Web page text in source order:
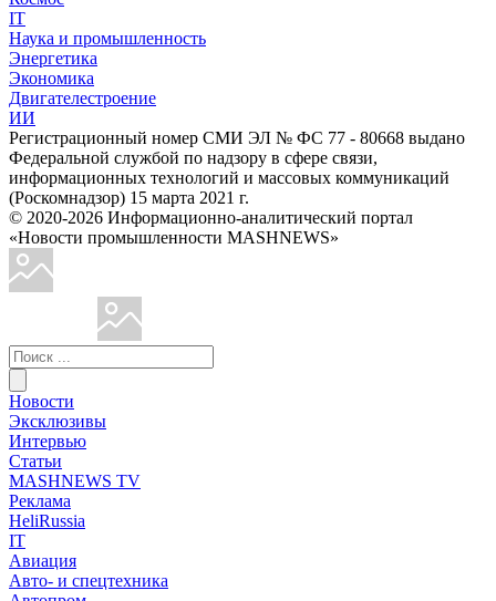
IT
Наука и промышленность
Энергетика
Экономика
Двигателестроение
ИИ
Регистрационный номер СМИ ЭЛ № ФС 77 - 80668 выдано
Федеральной службой по надзору в сфере связи,
информационных технологий и массовых коммуникаций
(Роскомнадзор) 15 марта 2021 г.
© 2020-2026 Информационно-аналитический портал
«Новости промышленности MASHNEWS»
Новости
Эксклюзивы
Интервью
Статьи
MASHNEWS TV
Реклама
HeliRussia
IT
Авиация
Авто- и спецтехника